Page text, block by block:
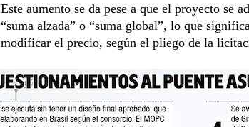
Este aumento se da pese a que el proyecto se
“suma alzada” o “suma global”, lo que
modificar el precio, según el pliego de la